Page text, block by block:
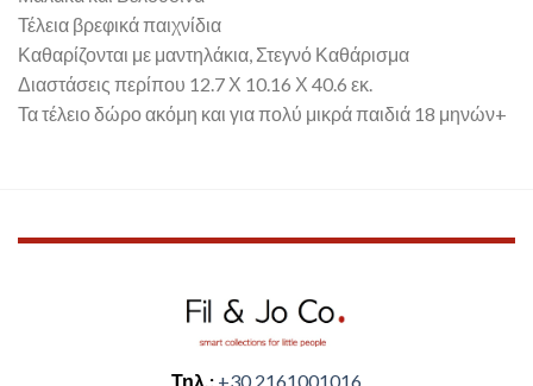
Τέλεια βρεφικά παιχνίδια
Καθαρίζονται με μαντηλάκια, Στεγνό Καθάρισμα
Διαστάσεις περίπου 12.7 Χ 10.16 Χ 40.6 εκ.
Τα τέλειο δώρο ακόμη και για πολύ μικρά παιδιά 18 μηνών+
Τηλ.: +30 2161001016